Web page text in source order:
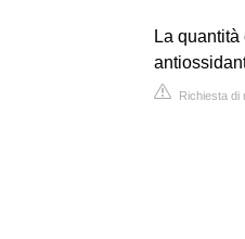
La
Richiesta di